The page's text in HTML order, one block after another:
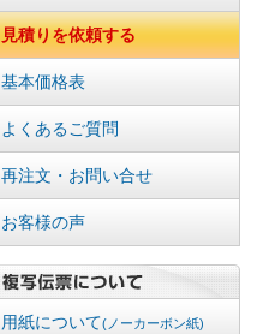
見積りを依頼する
基本価格表
よくあるご質問
再注文・お問い合せ
お客様の声
用紙について(ノーカーボン紙)